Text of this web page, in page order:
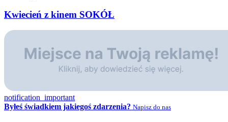
Kwiecień z kinem SOKÓŁ
notification_important
Byłeś świadkiem jakiegoś zdarzenia? Napisz do nas